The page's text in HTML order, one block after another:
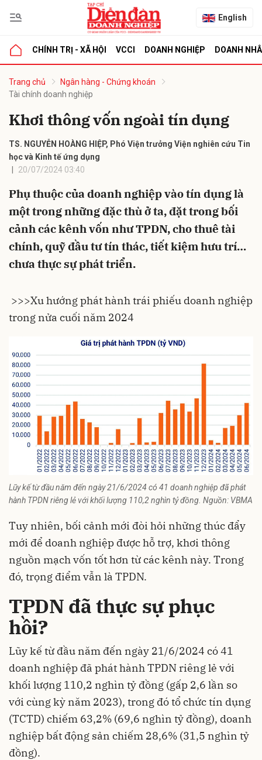
English
CHÍNH TRỊ - XÃ HỘI VCCI DOANH NGHIỆP DOANH
Trang chủ
Ngân hàng - Chứng khoán
Tài chính doanh nghiệp
Khơi thông vốn ngoài tín dụng
TS. NGUYỄN HOÀNG HIỆP, Phó Viện trưởng Viện nghiên cứu Tin
học và Kinh tế ứng dụng
20/07/2024 03:40
Phụ thuộc của doanh nghiệp vào tín dụng là
một trong những đặc thù ở ta, đặt trong bối
cảnh các kênh vốn như TPDN, cho thuê tài
chính, quỹ đầu tư tín thác, tiết kiệm hưu trí…
chưa thực sự phát triển.
>>>Xu hướng phát hành trái phiếu doanh nghiệp
trong nửa cuối năm 2024
Lũy kế từ đầu năm đến ngày 21/6/2024 có 41 doanh nghiệp đã phát
hành TPDN riêng lẻ với khối lượng 110,2 nghìn tỷ đồng. Nguồn: VBMA
Tuy nhiên, bối cảnh mới đòi hỏi những thúc đẩy
mới để doanh nghiệp được hỗ trợ, khơi thông
nguồn mạch vốn tốt hơn từ các kênh này. Trong
đó, trọng điểm vẫn là TPDN.
TPDN đã thực sự phục
hồi?
Lũy kế từ đầu năm đến ngày 21/6/2024 có 41
doanh nghiệp đã phát hành TPDN riêng lẻ với
khối lượng 110,2 nghìn tỷ đồng (gấp 2,6 lần so
với cùng kỳ năm 2023), trong đó tổ chức tín dụng
(TCTD) chiếm 63,2% (69,6 nghìn tỷ đồng), doanh
nghiệp bất động sản chiếm 28,6% (31,5 nghìn tỷ
đồng).
luận
Hủy